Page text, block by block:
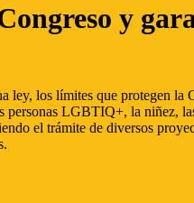
y
ley, los límites que protegen
LGBTIQ+, la niñez,
el trámite de diversos